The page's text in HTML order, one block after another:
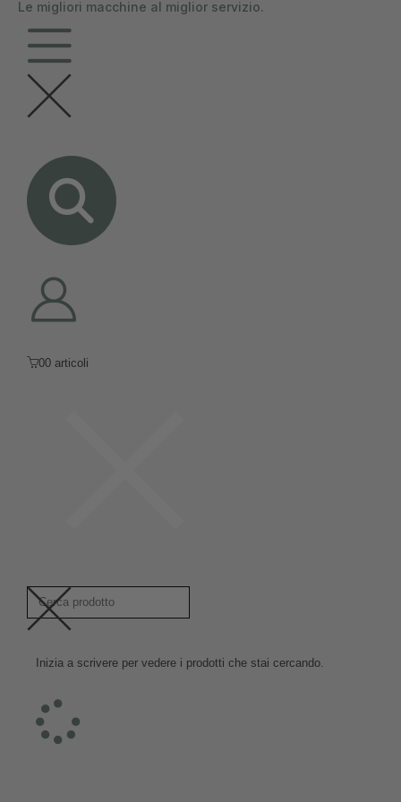
contenuto
Le migliori macchine al miglior servizio.
00 articoli
Inizia a scrivere per vedere i prodotti che stai cercando.